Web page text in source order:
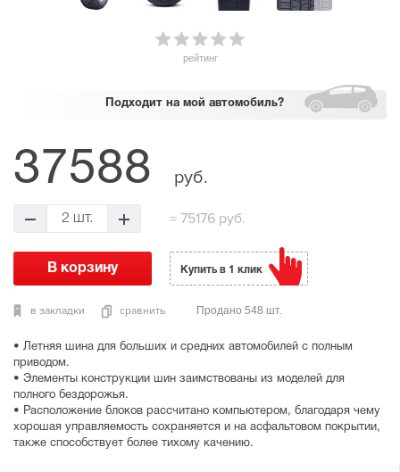
рейтинг
Подходит на мой автомобиль?
• Летняя шина для больших и средних автомобилей с полным
приводом.
• Элементы конструкции шин заимствованы из моделей для
полного бездорожья.
• Расположение блоков рассчитано компьютером, благодаря чему
хорошая управляемость сохраняется и на асфальтовом покрытии,
также способствует более тихому качению.
37588 руб.
2 шт. = 75176 руб.
в закладки сравнить
Купить в 1 клик
Продано 548 шт.